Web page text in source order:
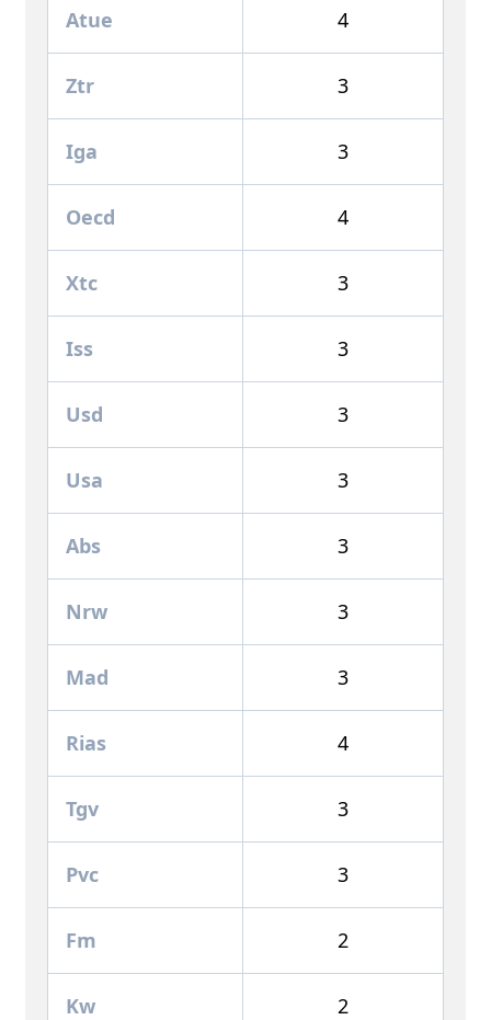
Atue 4
Ztr 3
Iga 3
Oecd 4
Xtc 3
Iss 3
Usd 3
Usa 3
Abs 3
Nrw 3
Mad 3
Rias 4
Tgv 3
Pvc 3
Fm 2
Kw 2